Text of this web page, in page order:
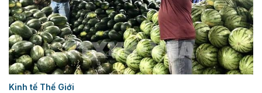
Kinh tế Thế Giới